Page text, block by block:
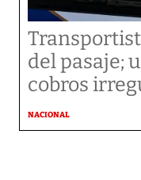
del pasaje;
cobros
NACIONAL